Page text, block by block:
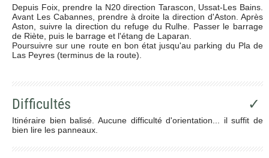
Depuis Foix, prendre la N20 direction Tarascon, Ussat-Les Bains.
Avant Les Cabannes, prendre à droite la direction d'Aston. Après
Aston, suivre la direction du refuge du Rulhe. Passer le barrage
de Riète, puis le barrage et l'étang de Laparan.
Poursuivre sur une route en bon état jusqu'au parking du Pla de
Las Peyres (terminus de la route).
Difficultés ✓
Itinéraire bien balisé. Aucune difficulté d'orientation... il suffit de
bien lire les panneaux.